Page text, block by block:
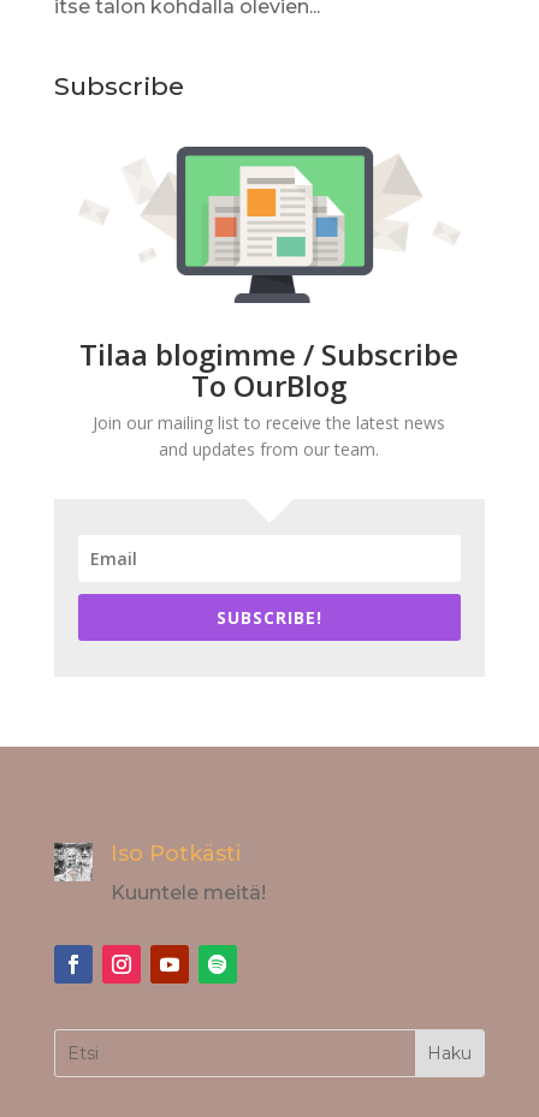
itse talon kohdalla olevien...
Subscribe
Tilaa blogimme / Subscribe
To OurBlog
Join our mailing list to receive the latest news
and updates from our team.
SUBSCRIBE!
Iso Potkästi
Kuuntele meitä!